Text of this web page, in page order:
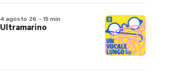
4 agosto 26 - 15 min
Ultramarino